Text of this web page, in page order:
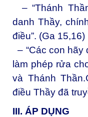
– “Thánh
danh Thầy,
điều”. (Ga 15,16)
– “Các con hãy
làm phép rửa
và Thánh
điều Thầy đã
III. ÁP DỤNG